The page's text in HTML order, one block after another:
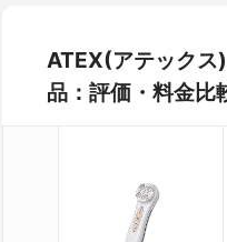
ATEX(アテック
品：評価・料金比